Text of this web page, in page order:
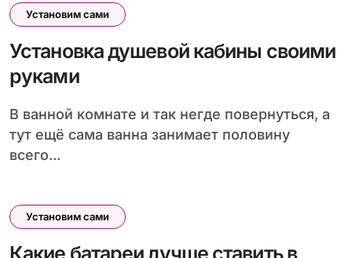
Установим сами
Установка душевой кабины своими
руками
В ванной комнате и так негде повернуться, а
тут ещё сама ванна занимает половину
всего...
Установим сами
Какие батареи лучше ставить в